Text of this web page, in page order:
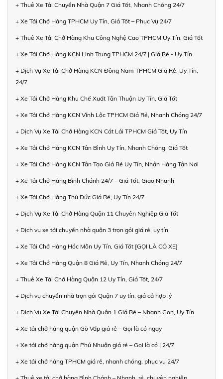
+ Thuê Xe Tải Chuyển Nhà Quận 7 Giá Tốt, Nhanh Chóng 24/7
+ Xe Tải Chở Hàng TPHCM Uy Tín, Giá Tốt – Phục Vụ 24/7
+ Thuê Xe Tải Chở Hàng Khu Công Nghệ Cao TPHCM Uy Tín, Giá Tốt
+ Xe Tải Chở Hàng KCN Linh Trung TPHCM 24/7 | Giá Rẻ - Uy Tín
+ Dịch Vụ Xe Tải Chở Hàng KCN Đông Nam TPHCM Giá Rẻ, Uy Tín,
24/7
+ Xe Tải Chở Hàng Khu Chế Xuất Tân Thuận Uy Tín, Giá Tốt
+ Xe Tải Chở Hàng KCN Vĩnh Lộc TPHCM Giá Rẻ, Nhanh Chóng 24/7
+ Dịch Vụ Xe Tải Chở Hàng KCN Cát Lái TPHCM Giá Tốt, Uy Tín
+ Xe Tải Chở Hàng KCN Tân Bình Uy Tín, Nhanh Chóng, Giá Tốt
+ Xe Tải Chở Hàng KCN Tân Tạo Giá Rẻ Uy Tín, Nhận Hàng Tận Nơi
+ Xe Tải Chở Hàng Bình Chánh 24/7 – Giá Tốt, Giao Nhanh
+ Xe Tải Chở Hàng Thủ Đức Giá Rẻ, Uy Tín 24/7
+ Dịch Vụ Xe Tải Chở Hàng Quận 11 Chuyên Nghiệp Giá Tốt
+ Dịch vụ xe tải chuyển nhà quận 3 trọn gói giá rẻ, uy tín
+ Xe Tải Chở Hàng Hóc Môn Uy Tín, Giá Tốt [GỌI LÀ CÓ XE]
+ Xe Tải Chở Hàng Quận 8 Giá Rẻ, Uy Tín, Nhanh Chóng 24/7
+ Thuê Xe Tải Chở Hàng Quận 12 Uy Tín, Giá Tốt, 24/7
+ Dịch vụ chuyển nhà trọn gói Quận 7 uy tín, giá cả hợp lý
+ Dịch Vụ Xe Tải Chuyển Nhà Quận 1 Giá Rẻ – Nhanh Gọn, Uy Tín
+ Xe tải chở hàng quận Gò Vấp giá rẻ – Gọi là có ngay
+ Xe tải chở hàng quận Phú Nhuận giá rẻ – Gọi là có | 24/7
+ Xe tải chở hàng TPHCM giá rẻ, nhanh chóng, phục vụ 24/7